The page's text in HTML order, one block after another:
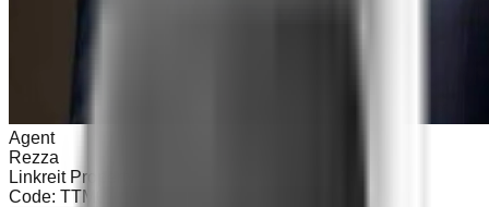
Agent
Rezza
Linkreit Property
Code: TTM0 - TICON